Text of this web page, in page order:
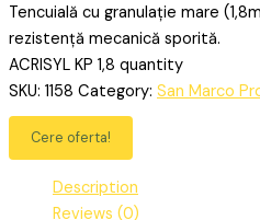
Tencuială cu granulație mare
rezistență mecanică sporită.
ACRISYL KP 1,8 quantity
SKU: 1158 Category: San Marco
Cere oferta!
Description
Reviews (0)